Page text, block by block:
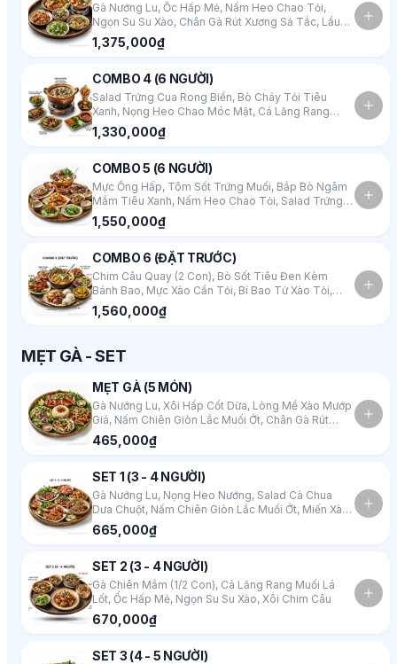
Gà Nướng Lu, Ốc Hấp Mẻ, Nấm Heo Chao Tỏi,
Ngọn Su Su Xào, Chân Gà Rút Xương Sả Tắc, Lẩu
Cá Lăng
1,375,000₫
COMBO 4 (6 NGƯỜI)
Salad Trứng Cua Rong Biển, Bò Cháy Tỏi Tiêu
Xanh, Nọng Heo Chao Móc Mật, Cá Lăng Rang
Muối Lá Lốt, Nấm Chiên Giòn Lắc Muối Ớt, Củ Quả
Luộc Kho Quẹt, Lẩu Cháo Chim
1,330,000₫
COMBO 5 (6 NGƯỜI)
Mực Ống Hấp, Tôm Sốt Trứng Muối, Bắp Bò Ngâm
Mắm Tiêu Xanh, Nấm Heo Chao Tỏi, Salad Trứng
Cua Rong Biển, Ngọn Su Su Xào, Lẩu Gà Nấm
Dưỡng Sinh
1,550,000₫
COMBO 6 (ĐẶT TRƯỚC)
Chim Câu Quay (2 Con), Bò Sốt Tiêu Đen Kèm
Bánh Bao, Mực Xào Cần Tỏi, Bí Bao Tử Xào Tỏi,
Nấm Chiên Giòn Lắc Muối Ớt, Salad Cà Chua Dưa
Chuột, Lẩu Riêu Cua
1,560,000₫
MẸT GÀ - SET
MẸT GÀ (5 MÓN)
Gà Nướng Lu, Xôi Hấp Cốt Dừa, Lòng Mề Xào Mướp
Giá, Nấm Chiên Giòn Lắc Muối Ớt, Chân Gà Rút
Xương Sả Tắc
465,000₫
SET 1 (3 - 4 NGƯỜI)
Gà Nướng Lu, Nọng Heo Nướng, Salad Cà Chua
Dưa Chuột, Nấm Chiên Giòn Lắc Muối Ớt, Miến Xào
Lòng Mề
665,000₫
SET 2 (3 - 4 NGƯỜI)
Gà Chiên Mắm (1/2 Con), Cá Lăng Rang Muối Lá
Lốt, Ốc Hấp Mẻ, Ngọn Su Su Xào, Xôi Chim Câu
670,000₫
SET 3 (4 - 5 NGƯỜI)